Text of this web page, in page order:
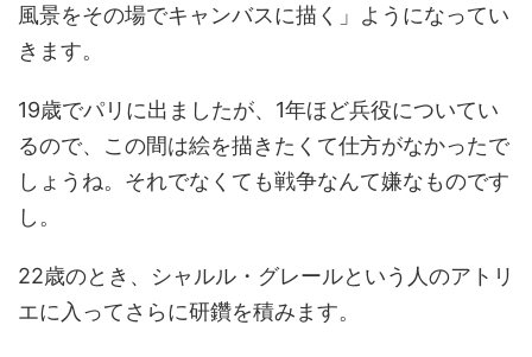
風景をその場でキャンバスに描く」ようになってい
きます。
19歳でパリに出ましたが、1年ほど兵役についてい
るので、この間は絵を描きたくて仕方がなかったで
しょうね。それでなくても戦争なんて嫌なものです
し。
22歳のとき、シャルル・グレールという人のアトリ
エに入ってさらに研鑽を積みます。